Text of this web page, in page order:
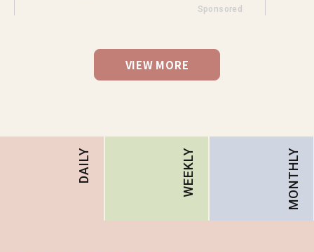
Sponsored
VIEW MORE
DAILY WEEKLY MONTHLY